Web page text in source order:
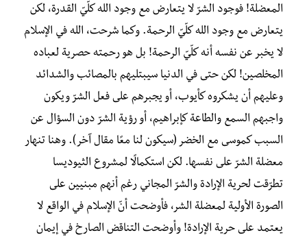
المعضلة! فوجود الشرّ لا يتعارض مع وجود الله كلّيّ القدرة، لكن
يتعارض مع وجود الله كلّيّ الرحمة. وكما شرحت، الله في الإسلام
لا يخبر عن نفسه أنه كلّيّ الرحمة! بل هو رحمته حصرية لعباده
المخلصين! لكن حتى في الدنيا سيبتليهم بالمصائب والشدائد
وعليهم أن يشكروه كأيوب، أو يجبرهم على فعل الشرّ ويكون
واجبهم السمع والطاعة كإبراهيم، أو رؤية الشرّ دون السؤال عن
السبب كموسى مع الخضر (سيكون لنا معًا مقال آخر). وهنا تنهار
معضلة الشرّ على نفسها. لكن استكمالًا لمشروع الثيوديسا
تطرّقت لحرية الإرادة والشرّ المجاني رغم أنهم مبنيين على
الصورة الأولية لمعضلة الشر، فأوضحت أنّ الإسلام في الواقع لا
يعتمد على حرية الإرادة! وأوضحت التناقض الصارخ في إيمان